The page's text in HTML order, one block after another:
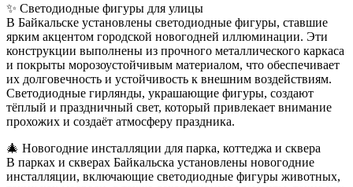
✨ Светодиодные фигуры для улицы
В Байкальске установлены светодиодные фигуры, ставшие
ярким акцентом городской новогодней иллюминации. Эти
конструкции выполнены из прочного металлического каркаса
и покрыты морозоустойчивым материалом, что обеспечивает
их долговечность и устойчивость к внешним воздействиям.
Светодиодные гирлянды, украшающие фигуры, создают
тёплый и праздничный свет, который привлекает внимание
прохожих и создаёт атмосферу праздника.
🎄 Новогодние инсталляции для парка, коттеджа и сквера
В парках и скверах Байкальска установлены новогодние
инсталляции, включающие светодиодные фигуры животных,